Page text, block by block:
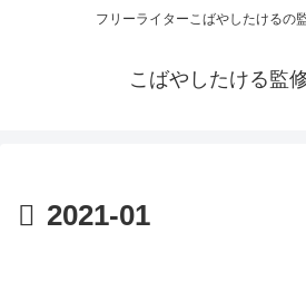
フリーライターこばやしたけるの
こばやしたける監
2021-01